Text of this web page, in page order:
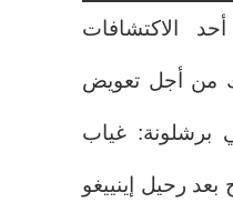
الاكتشافات
من أجل تعويض
برشلونة: غياب
رحيل إينييغو